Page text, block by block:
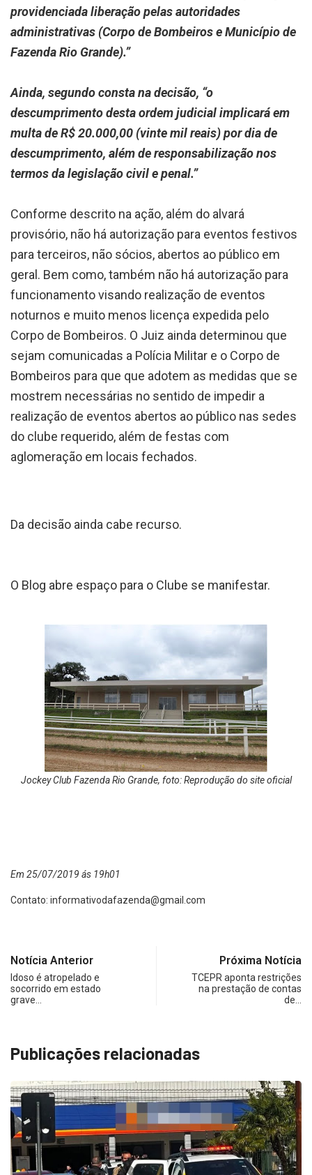
providenciada liberação pelas autoridades
administrativas (Corpo de Bombeiros e Município de
Fazenda Rio Grande).”
Ainda, segundo consta na decisão, “o
descumprimento desta ordem judicial implicará em
multa de R$ 20.000,00 (vinte mil reais) por dia de
descumprimento, além de responsabilização nos
termos da legislação civil e penal.”
Conforme descrito na ação, além do alvará
provisório, não há autorização para eventos festivos
para terceiros, não sócios, abertos ao público em
geral. Bem como, também não há autorização para
funcionamento visando realização de eventos
noturnos e muito menos licença expedida pelo
Corpo de Bombeiros. O Juiz ainda determinou que
sejam comunicadas a Polícia Militar e o Corpo de
Bombeiros para que que adotem as medidas que se
mostrem necessárias no sentido de impedir a
realização de eventos abertos ao público nas sedes
do clube requerido, além de festas com
aglomeração em locais fechados.
Da decisão ainda cabe recurso.
O Blog abre espaço para o Clube se manifestar.
Jockey Club Fazenda Rio Grande, foto: Reprodução do site oficial
Em 25/07/2019 ás 19h01
Contato: informativodafazenda@gmail.com
Notícia Anterior
Idoso é atropelado e
socorrido em estado
grave…
Próxima Notícia
TCEPR aponta restrições
na prestação de contas
de…
Publicações relacionadas